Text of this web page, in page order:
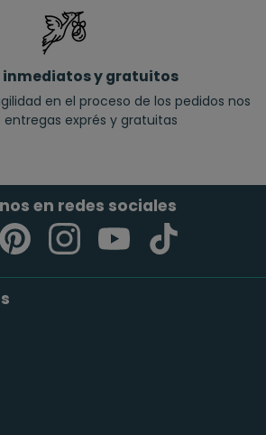
inmediatos y gratuitos
en el proceso de los pedidos nos
exprés y gratuitas
en redes sociales